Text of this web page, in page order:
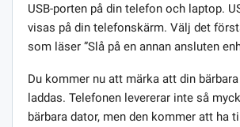
USB-porten på din telefon och laptop.
visas på din telefonskärm. Välj det
som läser ”Slå på en annan ansluten
Du kommer nu att märka att din
laddas. Telefonen levererar inte så
bärbara dator, men den kommer att ha